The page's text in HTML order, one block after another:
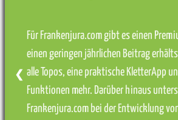
Für Frankenjura.com gibt es einen
einen geringen jährlichen Beitrag
alle Topos, eine praktische KletterApp
Funktionen mehr. Darüber hinaus
Frankenjura.com bei der Entwicklung
❮